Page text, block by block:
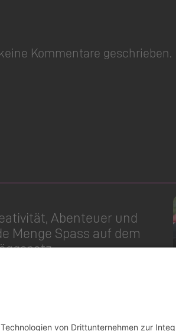
Kommentare geschrieben.
Abenteuer und
Menge Spass auf dem